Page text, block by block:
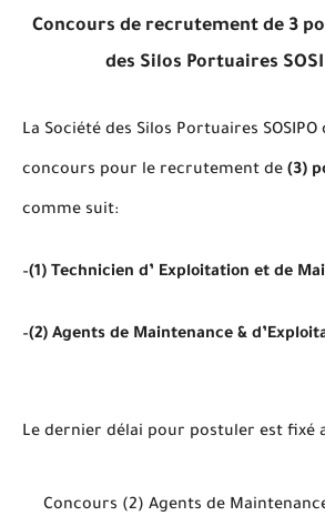
Concours de recrutement de 3
des Silos Portuaires
La Société des Silos Portuaires
concours pour le recrutement de (3)
comme suit:
–(1) Technicien d’ Exploitation et de
–(2) Agents de Maintenance &
Le dernier délai pour postuler est fixé
Concours (2) Agents de